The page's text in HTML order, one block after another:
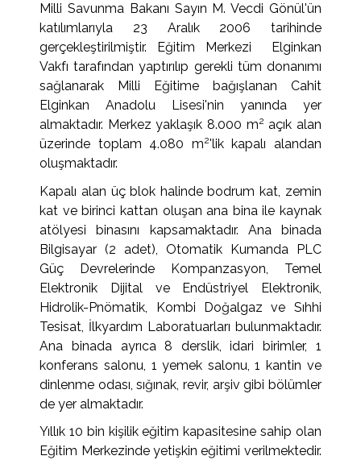
Boğaziçi Üniversitesi
Ege Üniversitesi
İstanbul Teknik Üniversitesi
Yıldız Teknik Üniversitesi
Kandilli Rasathanesi
The Minds I
BÜ Kitap Basımı
Cumhuriyet Dönemi Türk Kültürü
Osmanlıca El Yazısı
Diğer Etkinlikler
Türk Dili Ve Edebiyatı Kurultayı
Türk Müziği Günleri
Milli Savunma Bakanı Sayın M. Vecdi Gönül'ün
katılımlarıyla 23 Aralık 2006 tarihinde
gerçekleştirilmiştir. Eğitim Merkezi Elginkan
Vakfı tarafından yaptırılıp gerekli tüm donanımı
sağlanarak Milli Eğitime bağışlanan Cahit
Elginkan Anadolu Lisesi'nin yanında yer
almaktadır. Merkez yaklaşık 8.000 m2 açık alan
üzerinde toplam 4.080 m2'lik kapalı alandan
oluşmaktadır.
Kapalı alan üç blok halinde bodrum kat, zemin
kat ve birinci kattan oluşan ana bina ile kaynak
atölyesi binasını kapsamaktadır. Ana binada
Bilgisayar (2 adet), Otomatik Kumanda PLC
Güç Devrelerinde Kompanzasyon, Temel
Elektronik Dijital ve Endüstriyel Elektronik,
Hidrolik-Pnömatik, Kombi Doğalgaz ve Sıhhi
Tesisat, İlkyardım Laboratuarları bulunmaktadır.
Ana binada ayrıca 8 derslik, idari birimler, 1
konferans salonu, 1 yemek salonu, 1 kantin ve
dinlenme odası, sığınak, revir, arşiv gibi bölümler
de yer almaktadır.
Yıllık 10 bin kişilik eğitim kapasitesine sahip olan
Eğitim Merkezinde yetişkin eğitimi verilmektedir.